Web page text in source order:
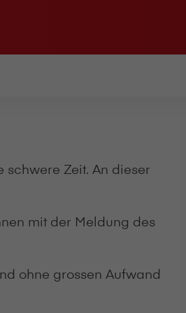
Zeit. An dieser
mit der Meldung des
ohne grossen Aufwand